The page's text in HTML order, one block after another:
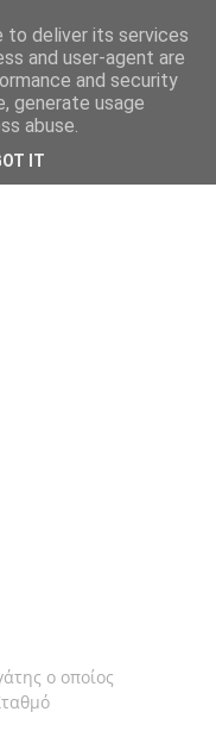
ο οποίος
to deliver its services
and user-agent are
and security
generate usage
abuse.
IT